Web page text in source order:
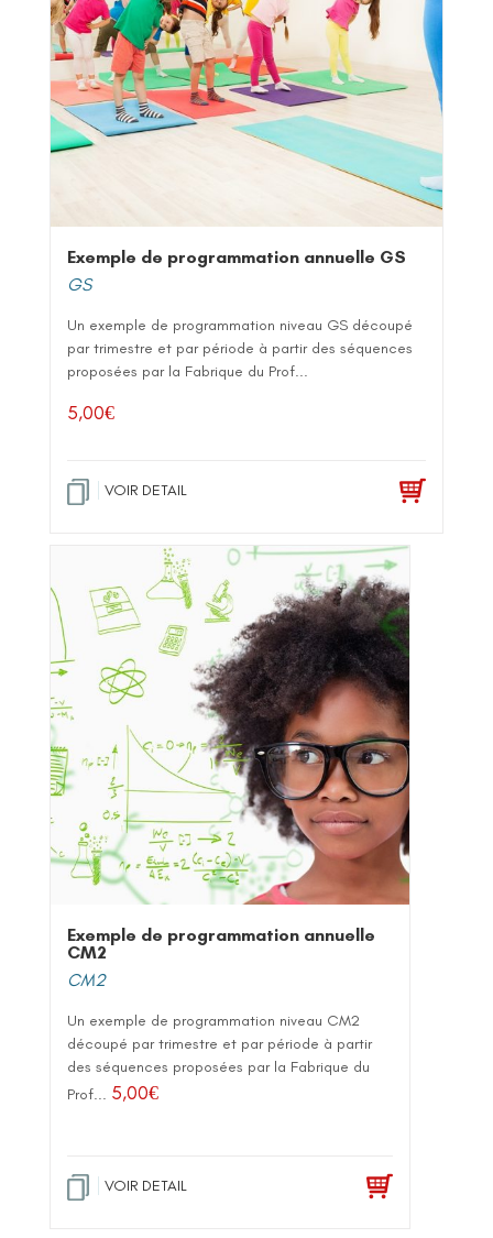
Exemple de programmation annuelle GS
GS
Un exemple de programmation niveau GS découpé
par trimestre et par période à partir des séquences
proposées par la Fabrique du Prof...
5,00€
VOIR DETAIL
Exemple de programmation annuelle
CM2
CM2
Un exemple de programmation niveau CM2
découpé par trimestre et par période à partir
des séquences proposées par la Fabrique du
Prof... 5,00€
VOIR DETAIL